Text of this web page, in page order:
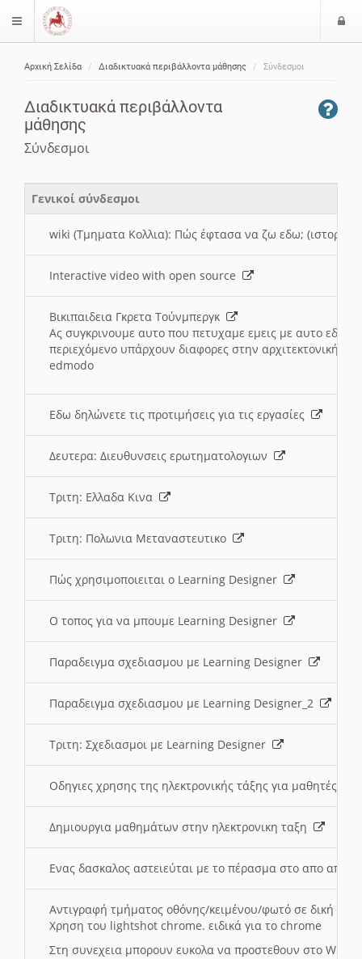
$langMenu
Αρχική Σελίδα Διαδικτυακά περιβάλλοντα μάθησης Σύνδεσμοι
Διαδικτυακά περιβάλλοντα
μάθησης
Σύνδεσμοι
Γενικοί σύνδεσμοι
wiki (Τμηματα Κολλια): Πώς έφτασα να ζω εδω; (ιστορια)
Interactive video with open source
Βικιπαιδεια Γκρετα Τούνμπεργκ
Ας συγκρινουμε αυτο που πετυχαμε εμεις με αυτο εδω
περιεχόμενο υπάρχουν διαφορες στην αρχιτεκτονική
edmodo
Εδω δηλώνετε τις προτιμήσεις για τις εργασίες
Δευτερα: Διευθυνσεις ερωτηματολογιων
Τριτη: Ελλαδα Κινα
Τριτη: Πολωνια Μεταναστευτικο
Πώς χρησιμοποιειται ο Learning Designer
O τοπος για να μπουμε Learning Designer
Παραδειγμα σχεδιασμου με Learning Designer
Παραδειγμα σχεδιασμου με Learning Designer_2
Τριτη: Σχεδιασμοι με Learning Designer
Οδηγιες χρησης της ηλεκτρονικής τάξης για μαθητές
Δημιουργια μαθημάτων στην ηλεκτρονικη ταξη
Ενας δασκαλος αστειεύται με το πέρασμα στο απο
Αντιγραφή τμήματος οθόνης/κειμένου/φωτό σε δική
Χρηση του lightshot chrome. ειδικά για το chrome
Στη συνεχεια μπορουν ευκολα να προστεθουν στο Word